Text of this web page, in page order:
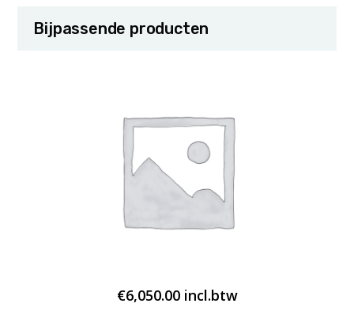
Bijpassende producten
€6,050.00 incl.btw